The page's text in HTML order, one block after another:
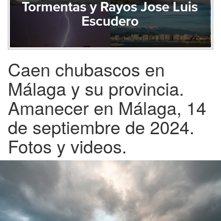
Tormentas y Rayos Jose Luis
Escudero
Caen chubascos en
Málaga y su provincia.
Amanecer en Málaga, 14
de septiembre de 2024.
Fotos y videos.